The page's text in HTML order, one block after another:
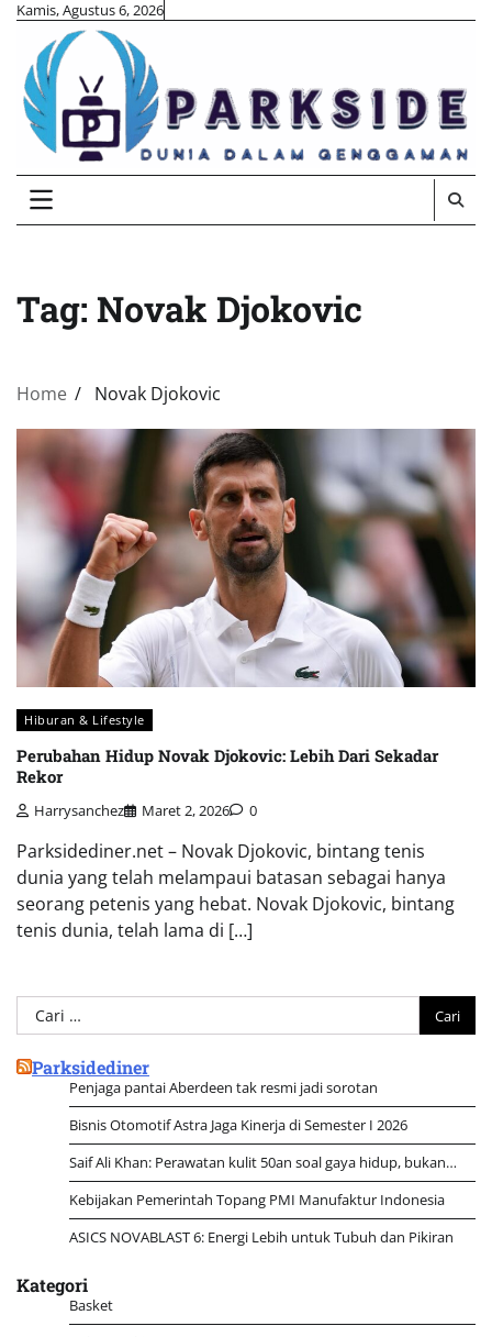
Skip
content
Kamis, Agustus 6, 2026
Tag: Novak Djokovic
Home Novak Djokovic
Hiburan & Lifestyle
Perubahan Hidup Novak Djokovic: Lebih Dari Sekadar
Rekor
Harrysanchez Maret 2, 2026 0
Parksidediner.net – Novak Djokovic, bintang tenis
dunia yang telah melampaui batasan sebagai hanya
seorang petenis yang hebat. Novak Djokovic, bintang
tenis dunia, telah lama di […]
Cari
untuk:
Parksidediner
Penjaga pantai Aberdeen tak resmi jadi sorotan
Bisnis Otomotif Astra Jaga Kinerja di Semester I 2026
Saif Ali Khan: Perawatan kulit 50an soal gaya hidup, bukan…
Kebijakan Pemerintah Topang PMI Manufaktur Indonesia
ASICS NOVABLAST 6: Energi Lebih untuk Tubuh dan Pikiran
Kategori
Basket